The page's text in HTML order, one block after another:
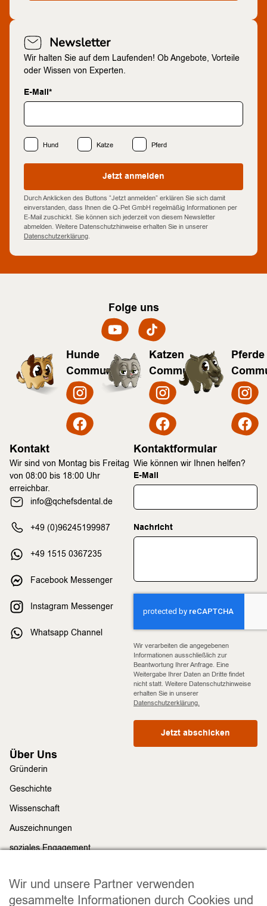
Newsletter
Wir halten Sie auf dem Laufenden! Ob Angebote, Vorteile
oder Wissen von Experten.
E-Mail*
Hund Katze Pferd
Jetzt anmelden
Durch Anklicken des Buttons “Jetzt anmelden” erklären Sie sich damit
einverstanden, dass Ihnen die Q-Pet GmbH regelmäßig Informationen per
E-Mail zuschickt. Sie können sich jederzeit von diesem Newsletter
abmelden. Weitere Datenschutzhinweise erhalten Sie in unserer
Datenschutzerklärung.
Folge uns
Hunde
Community
Katzen
Community
Pferde
Kontakt
Wir sind von Montag bis Freitag
von 08:00 bis 18:00 Uhr
erreichbar.
info@qchefsdental.de
+49 (0)96245199987
+49 1515 0367235
Facebook Messenger
Instagram Messenger
Whatsapp Channel
Kontaktformular
Wie können wir Ihnen helfen?
E-Mail
Nachricht
Wir verarbeiten die angegebenen
Informationen ausschließlich zur
Beantwortung Ihrer Anfrage. Eine
Weitergabe Ihrer Daten an Dritte findet
nicht statt. Weitere Datenschutzhinweise
erhalten Sie in unserer
Datenschutzerklärung.
Jetzt abschicken
Über Uns
Gründerin
Geschichte
Wissenschaft
Auszeichnungen
soziales Engagement
Rechtliches
Impressum
Wir und unsere Partner verwenden
gesammelte Informationen durch Cookies und